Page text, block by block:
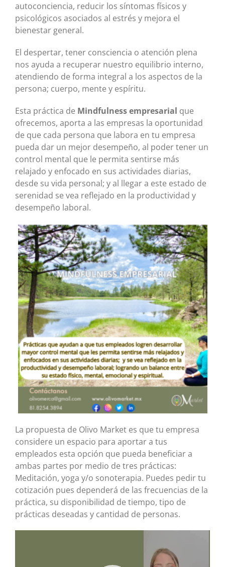
autoconciencia, reducir los síntomas físicos y
psicológicos asociados al estrés y mejora el
bienestar general.
El despertar, tener consciencia o atención plena
nos ayuda a recuperar nuestro equilibrio interno,
atendiendo de forma integral a los aspectos de la
persona; cuerpo, mente y espíritu.
Esta práctica de Mindfulness empresarial que
ofrecemos, aporta a las empresas la oportunidad
de que cada persona que labora en tu empresa
pueda dar un mejor desempeño, al poder tener un
control mental que le permita sentirse más
relajado y enfocado en sus actividades diarias,
desde su vida personal; y al llegar a este estado de
serenidad se vea reflejado en la productividad y
desempeño laboral.
La propuesta de Olivo Market es que tu empresa
considere un espacio para aportar a tus
empleados esta opción que pueda beneficiar a
ambas partes por medio de tres prácticas:
Meditación, yoga y/o sonoterapia. Puedes pedir tu
cotización pues dependerá de las frecuencias de la
práctica, su disponibilidad de tiempo, tipo de
prácticas deseadas y cantidad de personas.